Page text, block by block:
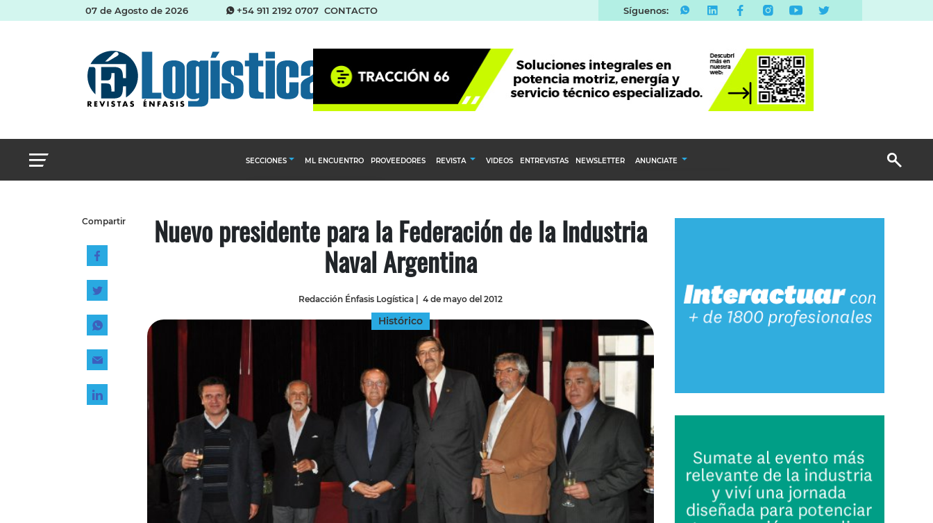
07 de Agosto de 2026 +54 911 2192 0707 CONTACTO Síguenos:
SECCIONES
Almacenes e inventarios
Cadena de Suministro del Agro
Logística y distribución
Management
Tecnología
ML ENCUENTRO PROVEEDORES REVISTA
SUSCRÍBASE
VIDEOS ENTREVISTAS NEWSLETTER ANUNCIATE
Email Marketing
Compartir Nuevo presidente para la Federación de la Industria
Naval Argentina
Redacción Énfasis Logística 4 de mayo del 2012
Histórico